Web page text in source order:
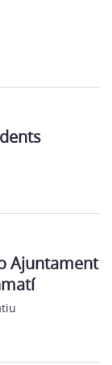
Ajuntament